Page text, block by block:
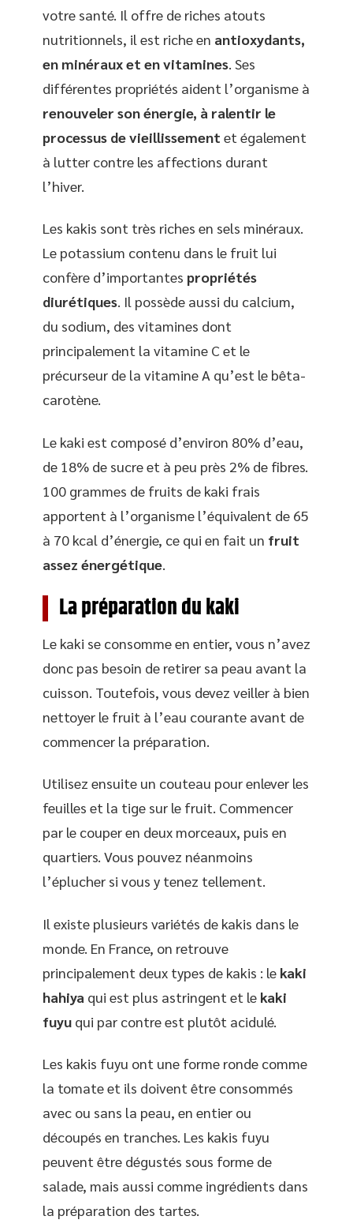
votre santé. Il offre de riches atouts
nutritionnels, il est riche en antioxydants,
en minéraux et en vitamines. Ses
différentes propriétés aident l’organisme à
renouveler son énergie, à ralentir le
processus de vieillissement et également
à lutter contre les affections durant
l’hiver.
Les kakis sont très riches en sels minéraux.
Le potassium contenu dans le fruit lui
confère d’importantes propriétés
diurétiques. Il possède aussi du calcium,
du sodium, des vitamines dont
principalement la vitamine C et le
précurseur de la vitamine A qu’est le bêta-
carotène.
Le kaki est composé d’environ 80% d’eau,
de 18% de sucre et à peu près 2% de fibres.
100 grammes de fruits de kaki frais
apportent à l’organisme l’équivalent de 65
à 70 kcal d’énergie, ce qui en fait un fruit
assez énergétique.
La préparation du kaki
Le kaki se consomme en entier, vous n’avez
donc pas besoin de retirer sa peau avant la
cuisson. Toutefois, vous devez veiller à bien
nettoyer le fruit à l’eau courante avant de
commencer la préparation.
Utilisez ensuite un couteau pour enlever les
feuilles et la tige sur le fruit. Commencer
par le couper en deux morceaux, puis en
quartiers. Vous pouvez néanmoins
l’éplucher si vous y tenez tellement.
Il existe plusieurs variétés de kakis dans le
monde. En France, on retrouve
principalement deux types de kakis : le kaki
hahiya qui est plus astringent et le kaki
fuyu qui par contre est plutôt acidulé.
Les kakis fuyu ont une forme ronde comme
la tomate et ils doivent être consommés
avec ou sans la peau, en entier ou
découpés en tranches. Les kakis fuyu
peuvent être dégustés sous forme de
salade, mais aussi comme ingrédients dans
la préparation des tartes.